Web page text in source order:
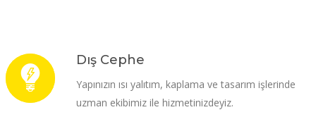
Dış Cephe
Yapınızın ısı yalıtım, kaplama ve tasarım işlerinde
uzman ekibimiz ile hizmetinizdeyiz.